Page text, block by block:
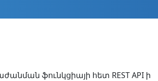
ֆունկցիայի հետ REST API ի